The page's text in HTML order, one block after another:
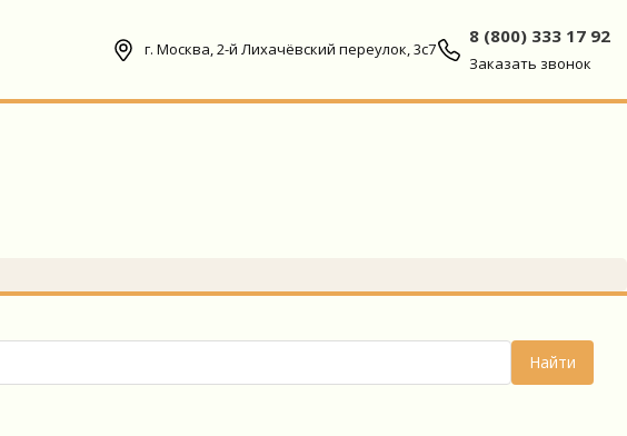
г. Москва, 2-й Лихачёвский переулок, 3с7
8 (800) 333 17 92
Заказать звонок
Найти